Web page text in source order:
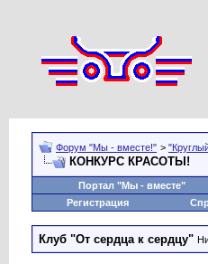
Форум "Мы - вместе!" >
КОНКУРС КРАСОТЫ!
Портал "Мы - вместе"
Регистрация
Клуб "От сердца к сердцу"